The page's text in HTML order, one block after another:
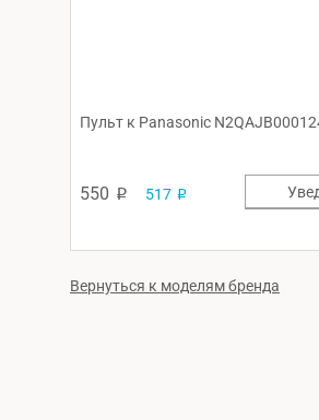
Пульт к Panasonic
550 p 517 p
Вернуться к моделям бренда